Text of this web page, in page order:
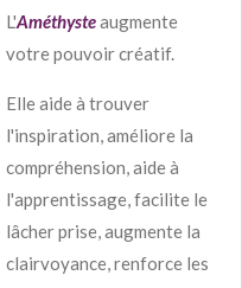
L'Améthysteaugmente
votre pouvoir créatif.
Elle aide à trouver
l'inspiration, améliore la
compréhension, aide à
l'apprentissage, facilite le
lâcher prise, augmente la
clairvoyance, renforce les